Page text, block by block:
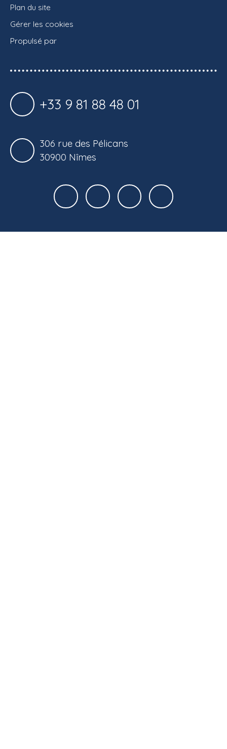
Plan du site
Gérer les cookies
Propulsé par
+33 9 81 88 48 01
306 rue des Pélicans
30900 Nîmes